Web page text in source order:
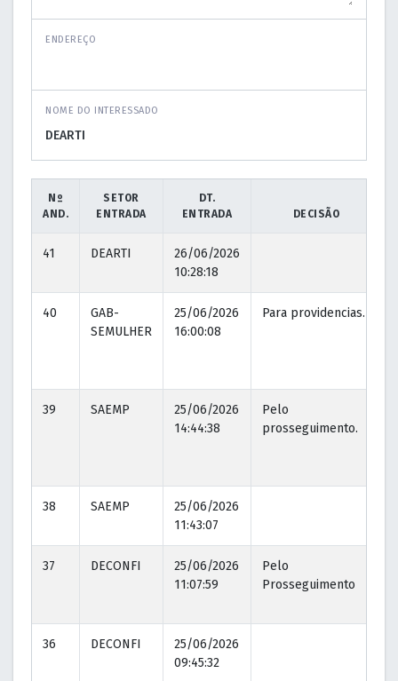
ENDEREÇO
NOME DO INTERESSADO
Nº
AND.
SETOR
ENTRADA
DT.
ENTRADA
DECISÃO
41 DEARTI
26/06/2026
10:28:18
40
GAB-
SEMULHER
25/06/2026
16:00:08
Para providencias.
39 SAEMP
25/06/2026
14:44:38
Pelo
prosseguimento.
38 SAEMP
25/06/2026
11:43:07
37 DECONFI
25/06/2026
11:07:59
Pelo
Prosseguimento
36 DECONFI
25/06/2026
09:45:32